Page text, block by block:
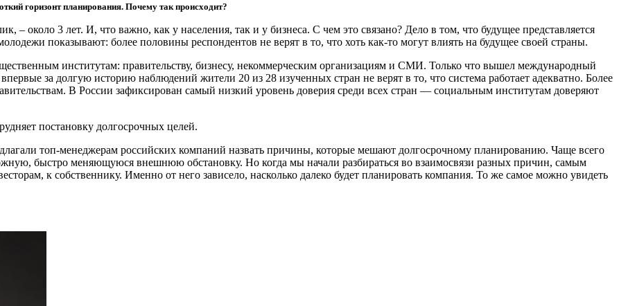
горизонт планирования. Почему так происходит?
– около 3 лет. И, что важно, как у населения, так и у бизнеса. С чем это связано? Дело в том, что будущее представляется
показывают: более половины респондентов не верят в то, что хоть как-то могут влиять на будущее своей страны.
институтам: правительству, бизнесу, некоммерческим организациям и СМИ. Только что вышел международный
за долгую историю наблюдений жители 20 из 28 изученных стран не верят в то, что система работает адекватно. Более
В России зафиксирован самый низкий уровень доверия среди всех стран — социальным институтам доверяют
постановку долгосрочных целей.
топ-менеджерам российских компаний назвать причины, которые мешают долгосрочному планированию. Чаще всего
быстро меняющуюся внешнюю обстановку. Но когда мы начали разбираться во взаимосвязи разных причин, самым
к собственнику. Именно от него зависело, насколько далеко будет планировать компания. То же самое можно увидеть